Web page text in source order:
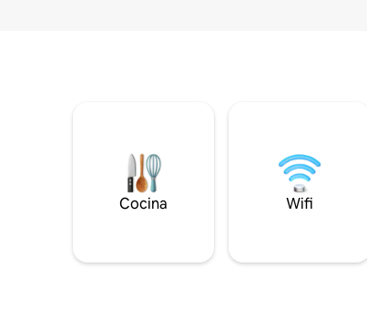
Cocina Wifi